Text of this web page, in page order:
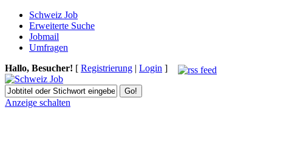
Schweiz Job
Erweiterte Suche
Jobmail
Umfragen
Hallo, Besucher! [ Registrierung | Login ]
Anzeige schalten